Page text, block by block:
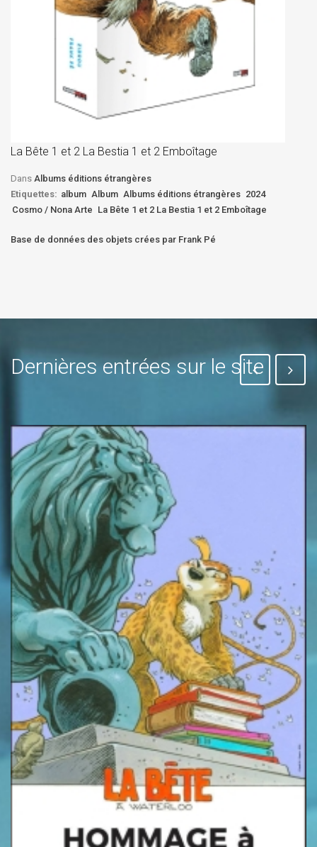
La Bête 1 et 2 La Bestia 1 et 2 Emboîtage
Dans Albums éditions étrangères
Etiquettes: album Album Albums éditions étrangères 2024
Cosmo / Nona Arte La Bête 1 et 2 La Bestia 1 et 2 Emboîtage
Base de données des objets crées par Frank Pé
Dernières entrées sur le site